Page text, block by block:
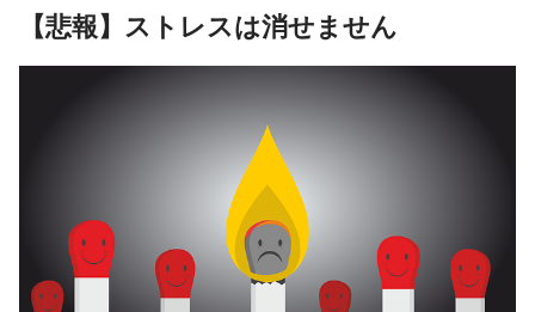
【悲報】ストレスは消せません